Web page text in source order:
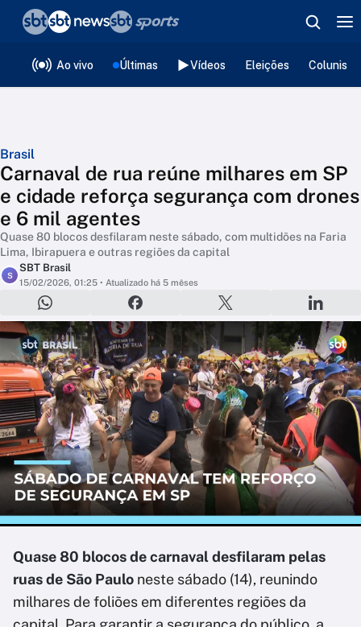
Ao vivo Últimas Vídeos Eleições
Brasil
Carnaval de rua reúne milhares em SP
e cidade reforça segurança com drones
e 6 mil agentes
Quase 80 blocos desfilaram neste sábado, com multidões na Faria
Lima, Ibirapuera e outras regiões da capital
S
SBT Brasil
15/02/2026, 01:25 • Atualizado há 5 mêses
Quase 80 blocos de carnaval desfilaram pelas
ruas de São Paulo neste sábado (14), reunindo
milhares de foliões em diferentes regiões da
❮voltar
Editorias